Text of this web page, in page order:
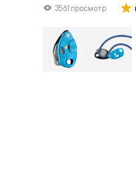
3561 просмотр